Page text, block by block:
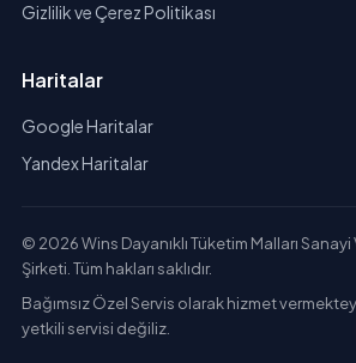
Gizlilik ve Çerez Politikası
Haritalar
Google Haritalar
Yandex Haritalar
© 2026 Wins Dayanıklı Tüketim Malları
Şirketi. Tüm hakları saklıdır.
Bağımsız Özel Servis olarak hizmet
yetkili servisi değiliz.